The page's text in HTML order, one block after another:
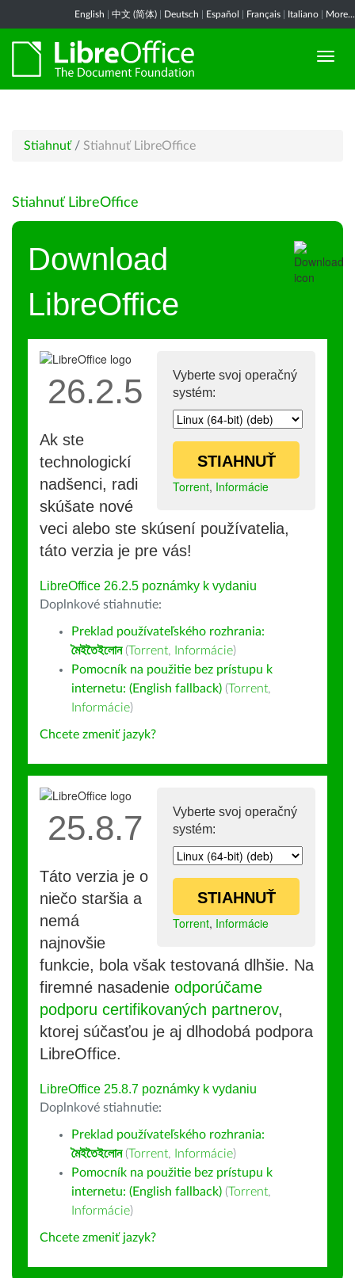
English 中文 (简体) Deutsch Español Français Italiano More...
Stiahnuť / Stiahnuť LibreOffice
Stiahnuť LibreOffice
Download
LibreOffice
Vyberte svoj operačný
systém:
STIAHNUŤ
Torrent, Informácie
26.2.5
Ak ste
technologickí
nadšenci, radi
skúšate nové
veci alebo ste skúsení používatelia,
táto verzia je pre vás!
LibreOffice 26.2.5 poznámky k vydaniu
Doplnkové stiahnutie:
Preklad používateľského rozhrania:
মৈইতৈইলোন (Torrent, Informácie)
Pomocník na použitie bez prístupu k
internetu: (English fallback) (Torrent,
Informácie)
Chcete zmeniť jazyk?
Vyberte svoj operačný
systém:
STIAHNUŤ
Torrent, Informácie
25.8.7
Táto verzia je o
niečo staršia a
nemá
najnovšie
funkcie, bola však testovaná dlhšie. Na
firemné nasadenie odporúčame
podporu certifikovaných partnerov,
ktorej súčasťou je aj dlhodobá podpora
LibreOffice.
LibreOffice 25.8.7 poznámky k vydaniu
Doplnkové stiahnutie:
Preklad používateľského rozhrania:
মৈইতৈইলোন (Torrent, Informácie)
Pomocník na použitie bez prístupu k
internetu: (English fallback) (Torrent,
Informácie)
Chcete zmeniť jazyk?